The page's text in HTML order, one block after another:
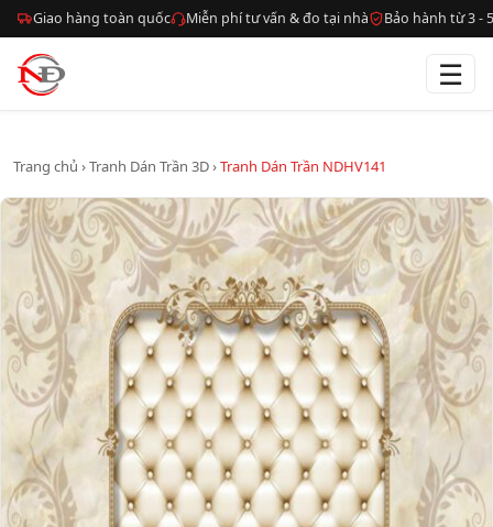
Giao hàng toàn quốc Miễn phí tư vấn & đo tại nhà Bảo hành từ 3 -
☰
Trang chủ ›Tranh Dán Trần 3D›Tranh Dán Trần NDHV141